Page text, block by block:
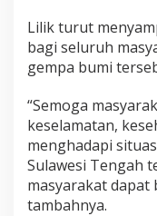
Lilik turut
bagi seluruh
gempa bumi
“Semoga
keselamatan,
menghadapi
Sulawesi Tengah
masyarakat dapat
tambahnya.